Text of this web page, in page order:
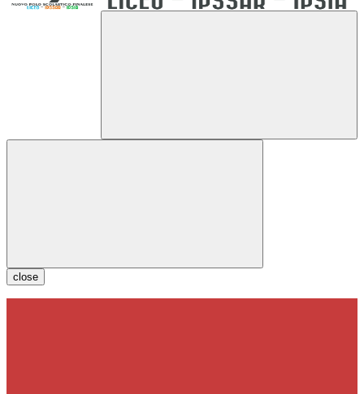
close